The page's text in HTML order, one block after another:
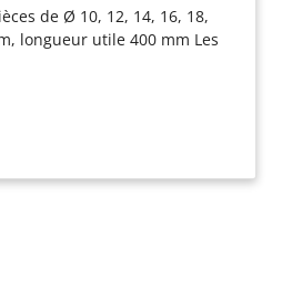
de Ø 10, 12, 14, 16, 18,
longueur utile 400 mm Les
Convient pour les